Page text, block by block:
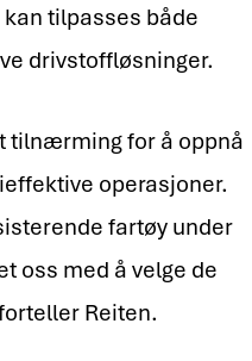
tilpasses både
drivstoffløsninger.
tilnærming for å oppnå
operasjoner.
fartøy under
oss med å velge de
Reiten.